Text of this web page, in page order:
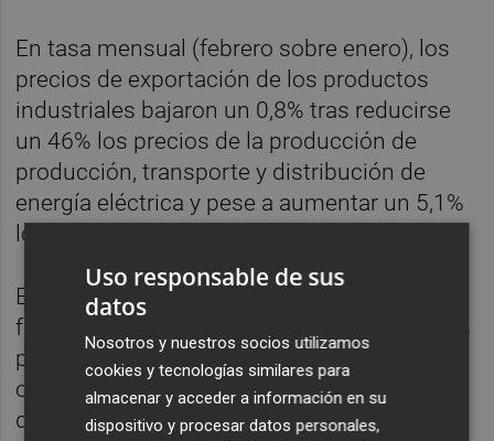
En tasa mensual (febrero sobre enero), los
precios de exportación de los productos
industriales bajaron un 0,8% tras reducirse
un 46% los precios de la producción de
producción, transporte y distribución de
energía eléctrica y pese a aumentar un 5,1%
los de refino de petróleo.
En el caso de los precios de importación, en
febrero registraron un alza mensual del 0,4%
por los mayores costes de la extracción de
crudo (+2,3%) y de las coquerías y el refino
del petróleo (+8,2%), entre otros factores.
Uso responsable de sus
datos
Nosotros y nuestros socios utilizamos
cookies y tecnologías similares para
almacenar y acceder a información en su
dispositivo y procesar datos personales,